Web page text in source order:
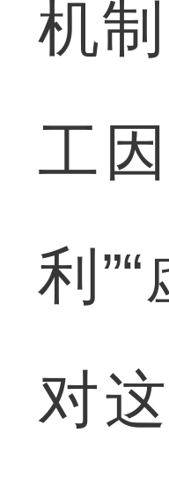
机
工
利
对